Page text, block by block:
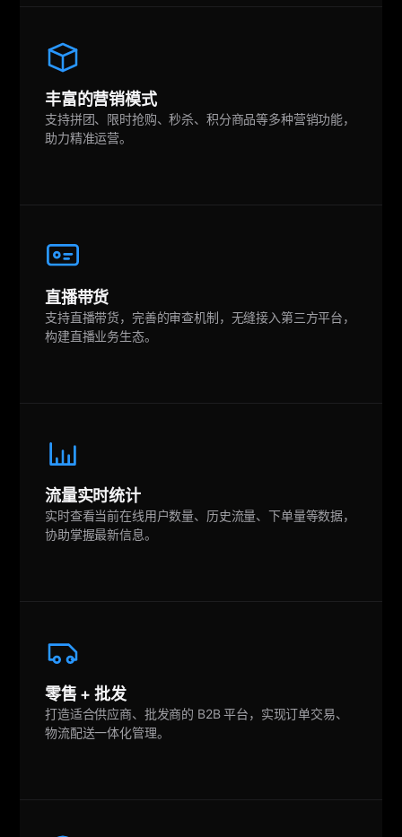
丰富的营销模式
支持拼团、限时抢购、秒杀、积分商品等多种营销功能，
助力精准运营。
直播带货
支持直播带货，完善的审查机制，无缝接入第三方平台，
构建直播业务生态。
流量实时统计
实时查看当前在线用户数量、历史流量、下单量等数据，
协助掌握最新信息。
零售 + 批发
打造适合供应商、批发商的 B2B 平台，实现订单交易、
物流配送一体化管理。